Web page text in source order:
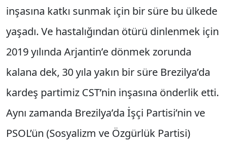
inşasına katkı sunmak için bir süre bu ülkede
yaşadı. Ve hastalığından ötürü dinlenmek için
2019 yılında Arjantin’e dönmek zorunda
kalana dek, 30 yıla yakın bir süre Brezilya’da
kardeş partimiz CST’nin inşasına önderlik etti.
Aynı zamanda Brezilya’da İşçi Partisi’nin ve
PSOL’ün (Sosyalizm ve Özgürlük Partisi)